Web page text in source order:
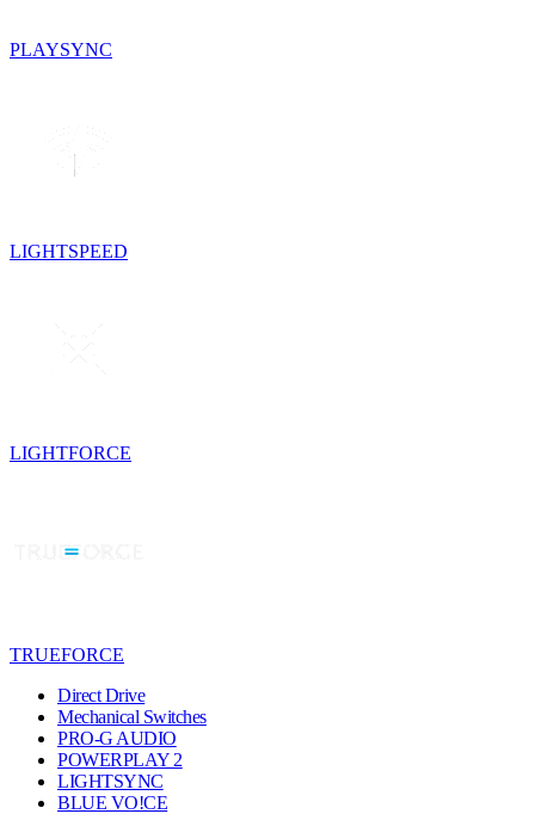
PLAYSYNC
LIGHTSPEED
LIGHTFORCE
TRUEFORCE
Direct Drive
Mechanical Switches
PRO-G AUDIO
POWERPLAY 2
LIGHTSYNC
BLUE VO!CE